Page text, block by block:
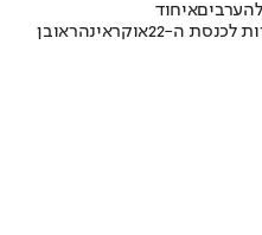
ערביםאיחוד
לכנסת ה-22 אוקראינהראובן